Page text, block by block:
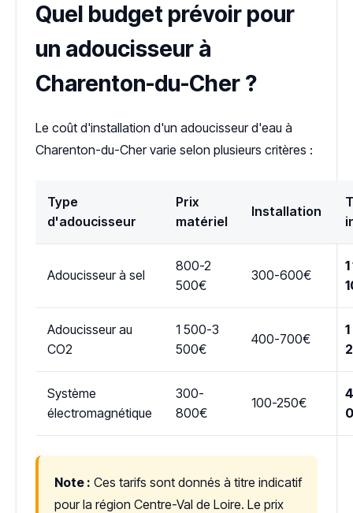
Quel budget prévoir pour
un adoucisseur à
Charenton-du-Cher ?
Le coût d'installation d'un adoucisseur d'eau à
Charenton-du-Cher varie selon plusieurs critères :
Type
d'adoucisseur
Prix
matériel
Installation
Adoucisseur à sel
800-2
500€
300-600€
Adoucisseur au
CO2
1 500-3
500€
400-700€
Système
électromagnétique
300-
800€
100-250€
Note : Ces tarifs sont donnés à titre indicatif
pour la région Centre-Val de Loire. Le prix